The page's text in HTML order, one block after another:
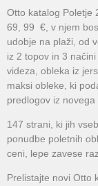
Otto katalog Poletje
69, 99 €, v njem
udobje na plaži, od
iz 2 topov in 3
videza, obleka iz
maksi obleke, ki
predlogov iz novega
147 strani, ki jih
ponudbe poletnih
ceni, lepe zavese
Prelistajte novi Otto